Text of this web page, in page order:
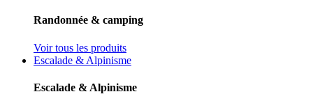
Randonnée & camping
Voir tous les produits
Escalade & Alpinisme
Escalade & Alpinisme